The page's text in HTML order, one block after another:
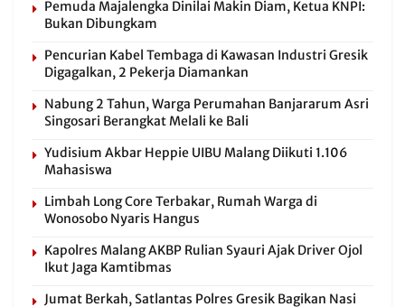
Pemuda Majalengka Dinilai Makin Diam, Ketua KNPI:
Bukan Dibungkam
Pencurian Kabel Tembaga di Kawasan Industri Gresik
Digagalkan, 2 Pekerja Diamankan
Nabung 2 Tahun, Warga Perumahan Banjararum Asri
Singosari Berangkat Melali ke Bali
Yudisium Akbar Heppie UIBU Malang Diikuti 1.106
Mahasiswa
Limbah Long Core Terbakar, Rumah Warga di
Wonosobo Nyaris Hangus
Kapolres Malang AKBP Rulian Syauri Ajak Driver Ojol
Ikut Jaga Kamtibmas
Jumat Berkah, Satlantas Polres Gresik Bagikan Nasi